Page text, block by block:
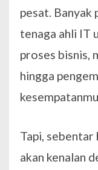
pesat. Banyak
tenaga ahli IT
proses bisnis,
hingga
Tapi,
akan kenalan